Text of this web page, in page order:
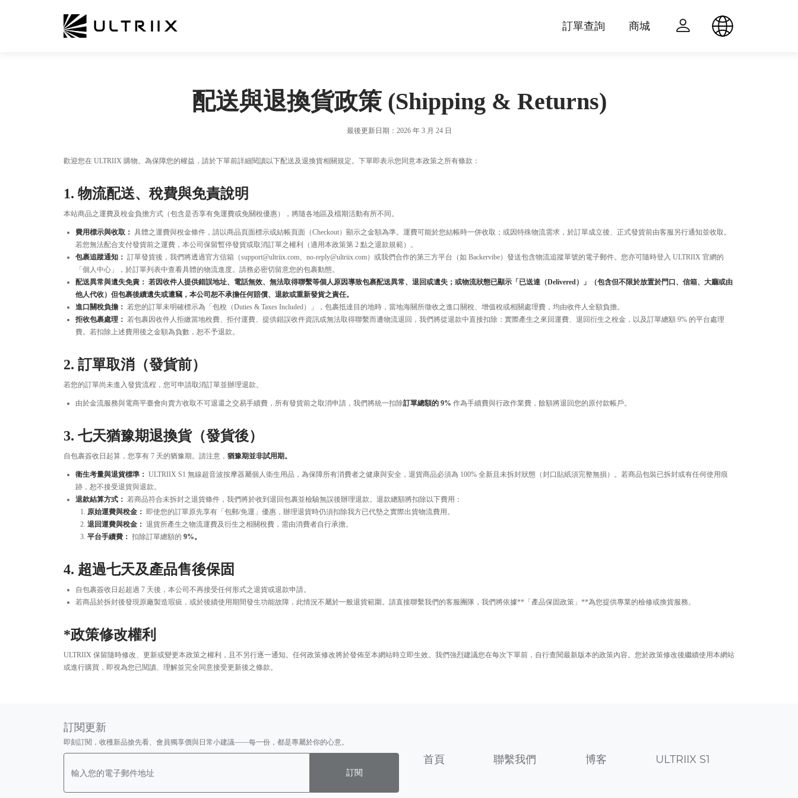
訂單查詢 商城
配送與退換貨政策(Shipping & Returns)
最後更新日期：2026 年 3 月 24 日
歡迎您在 ULTRIIX 購物。為保障您的權益，請於下單前詳細閱讀以下配送及退換貨相關規定。下單即表示您同意本政策之所有條款：
1. 物流配送、稅費與免責說明
本站商品之運費及稅金負擔方式（包含是否享有免運費或免關稅優惠），將隨各地區及檔期活動有所不同。
費用標示與收取： 具體之運費與稅金條件，請以商品頁面標示或結帳頁面（Checkout）顯示之金額為準。運費可能於您結帳時一併收取；或因特殊物流需求，於訂單成立後、正式發貨前由客服另行通知並收取。
若您無法配合支付發貨前之運費，本公司保留暫停發貨或取消訂單之權利（適用本政策第 2 點之退款規範）。
包裹追蹤通知： 訂單發貨後，我們將透過官方信箱（support@ultriix.com、no-reply@ultriix.com）或我們合作的第三方平台（如 Backervibe）發送包含物流追蹤單號的電子郵件。您亦可隨時登入 ULTRIIX 官網的
「個人中心」，於訂單列表中查看具體的物流進度。請務必密切留意您的包裹動態。
配送異常與遺失免責： 若因收件人提供錯誤地址、電話無效、無法取得聯繫等個人原因導致包裹配送異常、退回或遺失；或物流狀態已顯示「已送達（Delivered）」（包含但不限於放置於門口、信箱、大廳或由
他人代收）但包裹後續遺失或遭竊，本公司恕不承擔任何賠償、退款或重新發貨之責任。
進口關稅負擔： 若您的訂單未明確標示為「包稅（Duties & Taxes Included）」，包裹抵達目的地時，當地海關所徵收之進口關稅、增值稅或相關處理費，均由收件人全額負擔。
拒收包裹處理： 若包裹因收件人拒繳當地稅費、拒付運費、提供錯誤收件資訊或無法取得聯繫而遭物流退回，我們將從退款中直接扣除：實際產生之來回運費、退回衍生之稅金，以及訂單總額 9% 的平台處理
費。若扣除上述費用後之金額為負數，恕不予退款。
2. 訂單取消（發貨前）
若您的訂單尚未進入發貨流程，您可申請取消訂單並辦理退款。
由於金流服務與電商平臺會向賣方收取不可退還之交易手續費，所有發貨前之取消申請，我們將統一扣除訂單總額的 9% 作為手續費與行政作業費，餘額將退回您的原付款帳戶。
3. 七天猶豫期退換貨（發貨後）
自包裹簽收日起算，您享有 7 天的猶豫期。請注意， 猶豫期並非試用期。
衛生考量與退貨標準： ULTRIIX S1 無線超音波按摩器屬個人衛生用品，為保障所有消費者之健康與安全，退貨商品必須為 100% 全新且未拆封狀態（封口貼紙須完整無損）。若商品包裝已拆封或有任何使用痕
跡，恕不接受退貨與退款。
退款結算方式： 若商品符合未拆封之退貨條件，我們將於收到退回包裹並檢驗無誤後辦理退款。退款總額將扣除以下費用：
原始運費與稅金： 即使您的訂單原先享有「包郵/免運」優惠，辦理退貨時仍須扣除我方已代墊之實際出貨物流費用。
退回運費與稅金： 退貨所產生之物流運費及衍生之相關稅費，需由消費者自行承擔。
平台手續費： 扣除訂單總額的 9%。
4. 超過七天及產品售後保固
自包裹簽收日起超過 7 天後，本公司不再接受任何形式之退貨或退款申請。
若商品於拆封後發現原廠製造瑕疵，或於後續使用期間發生功能故障，此情況不屬於一般退貨範圍。請直接聯繫我們的客服團隊，我們將依據**「產品保固政策」**為您提供專業的檢修或換貨服務。
*政策修改權利
ULTRIIX 保留隨時修改、更新或變更本政策之權利，且不另行逐一通知。任何政策修改將於發佈至本網站時立即生效。我們強烈建議您在每次下單前，自行查閱最新版本的政策內容。您於政策修改後繼續使用本網站
或進行購買，即視為您已閱讀、理解並完全同意接受更新後之條款。
訂閱更新
即刻訂閱，收穫新品搶先看、會員獨享價與日常小建議——每一份，都是專屬於你的心意。
Email
訂閱
首頁 聯繫我們 博客 ULTRIIX S1